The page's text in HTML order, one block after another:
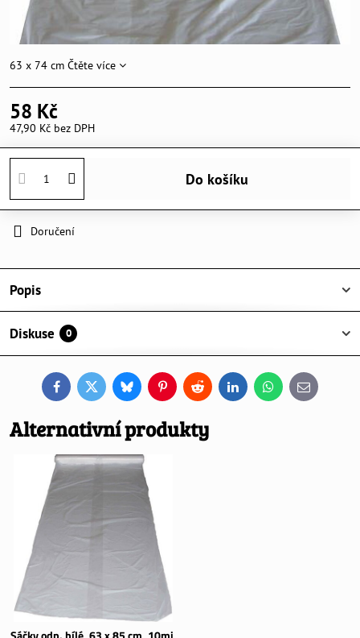
63 x 74 cm Čtěte více
58 Kč
47,90 Kč bez DPH
Do košíku
Doručení
Popis
Diskuse 0
FacebookTwitterBlueskyPinterestReddit LinkedInWhatsApp
E-
mail
Alternativní produkty